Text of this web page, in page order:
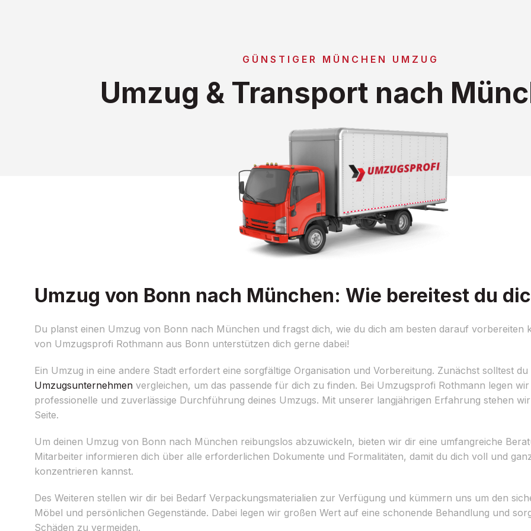
GÜNSTIGER MÜNCHEN UMZUG
Umzug & Transport nach
Umzug von Bonn nach München: Wie bereitest du
Du planst einen Umzug von Bonn nach München und fragst dich, wie du dich am besten darauf vorbereiten
von Umzugsprofi Rothmann aus Bonn unterstützen dich gerne dabei!
Ein Umzug in eine andere Stadt erfordert eine sorgfältige Organisation und Vorbereitung. Zunächst solltest
Umzugsunternehmen vergleichen, um das passende für dich zu finden. Bei Umzugsprofi Rothmann legen
professionelle und zuverlässige Durchführung deines Umzugs. Mit unserer langjährigen Erfahrung stehen
Seite.
Um deinen Umzug von Bonn nach München reibungslos abzuwickeln, bieten wir dir eine umfangreiche
Mitarbeiter informieren dich über alle erforderlichen Dokumente und Formalitäten, damit du dich voll und
konzentrieren kannst.
Des Weiteren stellen wir dir bei Bedarf Verpackungsmaterialien zur Verfügung und kümmern uns um den
Möbel und persönlichen Gegenstände. Dabei legen wir großen Wert auf eine schonende Behandlung und
Schäden zu vermeiden.